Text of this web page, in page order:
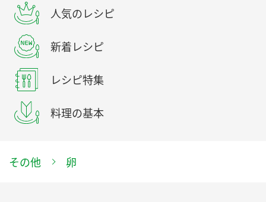
人気のレシピ
新着レシピ
レシピ特集
料理の基本
その他 卵